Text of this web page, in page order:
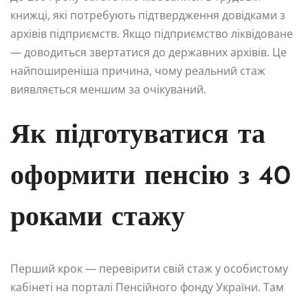
книжці, які потребують підтвердження довідками з
архівів підприємств. Якщо підприємство ліквідоване
— доводиться звертатися до державних архівів. Це
найпоширеніша причина, чому реальний стаж
виявляється меншим за очікуваний.
Як підготуватися та
оформити пенсію з 40
роками стажу
Перший крок — перевірити свій стаж у особистому
кабінеті на порталі Пенсійного фонду України. Там